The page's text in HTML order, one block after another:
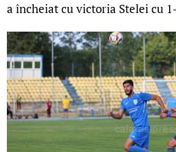
a încheiat cu victoria Stelei cu